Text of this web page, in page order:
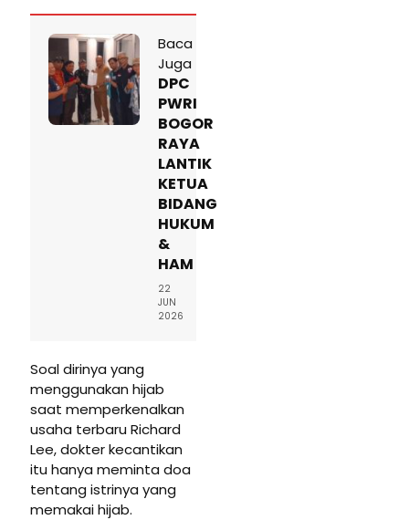
Baca
Juga
DPC
PWRI
BOGOR
RAYA
LANTIK
KETUA
BIDANG
HUKUM
&
HAM
22
JUN
2026
Soal dirinya yang
menggunakan hijab
saat memperkenalkan
usaha terbaru Richard
Lee, dokter kecantikan
itu hanya meminta doa
tentang istrinya yang
memakai hijab.